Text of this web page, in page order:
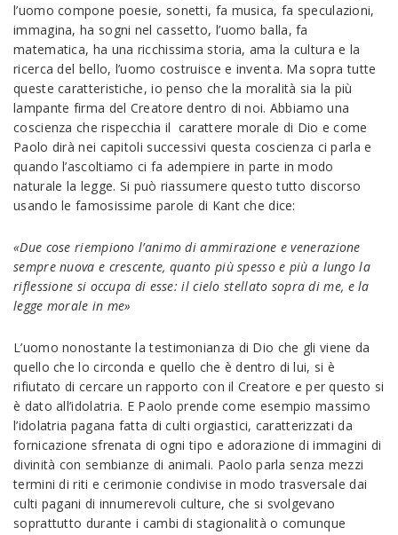
l’uomo compone poesie, sonetti, fa musica, fa speculazioni,
immagina, ha sogni nel cassetto, l’uomo balla, fa
matematica, ha una ricchissima storia, ama la cultura e la
ricerca del bello, l’uomo costruisce e inventa. Ma sopra tutte
queste caratteristiche, io penso che la moralità sia la più
lampante firma del Creatore dentro di noi. Abbiamo una
coscienza che rispecchia il carattere morale di Dio e come
Paolo dirà nei capitoli successivi questa coscienza ci parla e
quando l’ascoltiamo ci fa adempiere in parte in modo
naturale la legge. Si può riassumere questo tutto discorso
usando le famosissime parole di Kant che dice:
«Due cose riempiono l’animo di ammirazione e venerazione
sempre nuova e crescente, quanto più spesso e più a lungo la
riflessione si occupa di esse: il cielo stellato sopra di me, e la
legge morale in me»
L’uomo nonostante la testimonianza di Dio che gli viene da
quello che lo circonda e quello che è dentro di lui, si è
rifiutato di cercare un rapporto con il Creatore e per questo si
è dato all’idolatria. E Paolo prende come esempio massimo
l’idolatria pagana fatta di culti orgiastici, caratterizzati da
fornicazione sfrenata di ogni tipo e adorazione di immagini di
divinità con sembianze di animali. Paolo parla senza mezzi
termini di riti e cerimonie condivise in modo trasversale dai
culti pagani di innumerevoli culture, che si svolgevano
soprattutto durante i cambi di stagionalità o comunque